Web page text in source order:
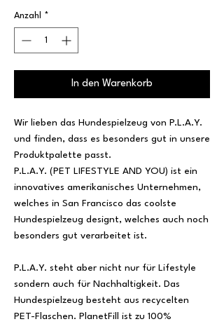
Anzahl *
In den Warenkorb
Wir lieben das Hundespielzeug von P.L.A.Y.
und finden, dass es besonders gut in unsere
Produktpalette passt.
P.L.A.Y. (PET LIFESTYLE AND YOU) ist ein
innovatives amerikanisches Unternehmen,
welches in San Francisco das coolste
Hundespielzeug designt, welches auch noch
besonders gut verarbeitet ist.
P.L.A.Y. steht aber nicht nur für Lifestyle
sondern auch für Nachhaltigkeit. Das
Hundespielzeug besteht aus recycelten
PET-Flaschen. PlanetFill ist zu 100%